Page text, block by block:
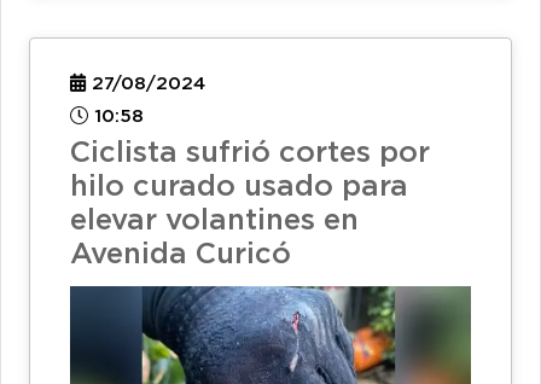
27/08/2024
10:58
Ciclista sufrió cortes por
hilo curado usado para
elevar volantines en
Avenida Curicó